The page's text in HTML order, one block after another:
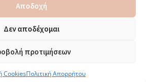
Αποδοχή
Δεν αποδέχομαι
προτιμήσεων
CookiesΠολιτική Απορρήτου
ΣΤΗ ΓΝΩΣΤΙΚΉ ΣΥΜΠΕΡΙΦΟΡΙΚΉ
36 & ΚΟΤΥΏΡΩΝ 38, ΚΑΛΑΜΑΡΙΆ
ΑΠΌWEBERIENCE
· ΑΠΑΓΟΡΕΎΕΤΑΙ ΑΥΣΤΗΡΆ Η